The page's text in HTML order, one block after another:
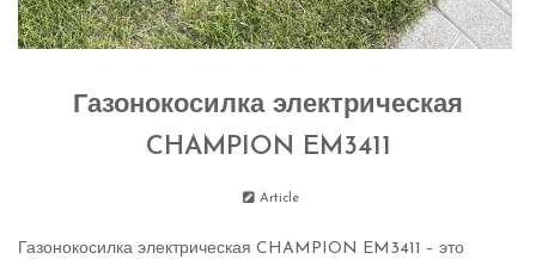
Газонокосилка электрическая
CHAMPION EM3411
Article
Газонокосилка электрическая CHAMPION EM3411 – это